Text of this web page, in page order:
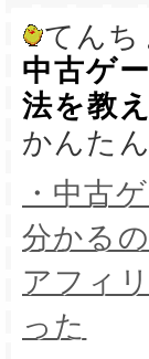
てんち
中古ゲ
法を教
かんた
・中古
分かる
アフィ
った